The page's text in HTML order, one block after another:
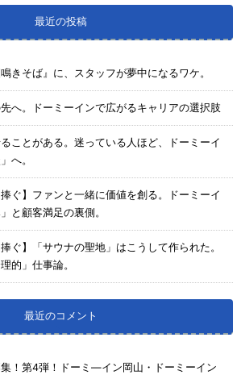
最近の投稿
きそば』に、スタッフが夢中になるワケ。
へ。ドーミーインで広がるキャリアの選択肢
ことがある。迷っている人ほど、ドーミーイ
へ。
捧ぐ】ファンと一緒に価値を創る。ドーミーイ
と顧客満足の裏側。
ぐ】「サウナの聖地」はこうして作られた。
的」仕事論。
最近のコメント
集！第4弾！ドーミ―イン岡山・ドーミーイン